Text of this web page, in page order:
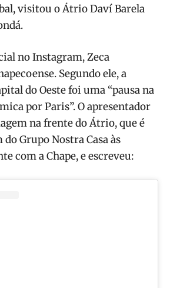
visitou o Átrio Daví Barela
no Instagram, Zeca
Segundo ele, a
do Oeste foi uma “pausa na
por Paris”. O apresentador
na frente do Átrio, que é
Grupo Nostra Casa às
com a Chape, e escreveu: